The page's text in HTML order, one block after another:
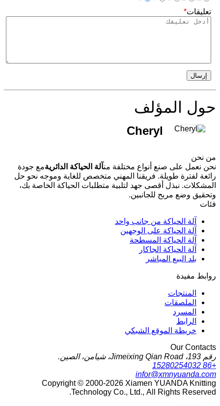
تعليقات*
إرسال
حول المؤلف
Cheryl
من نحن
نحن نعمل على صنع أنواع مختلفة منآلة الحياكة الدائريةمع جودة
رائعة لفترة طويلة. فريقنا المهني متخصص للغاية وموجه نحو حل
المشكلات. نبذل أقصى جهد لتلبية متطلبات الحياكة الخاصة بك،
وتحقيق وضع مربح للجانبين.
فئات
آلة الحياكة من جانب واحد
آلة الحياكة على الوجهين
آلة الحياكة المسطحة
آلة الحياكة الجاكار
بلد البيع المباشر
روابط مفيدة
المنتجات
الملصقات
المسرد
الرابط
خريطة الموقع الشبكي
Our Contacts
رقم 193، Jimeixing Qian Road، شيامن، الصين.
+86 15280254032
infor@xmnyuanda.com
Copyright © 2000-2026 Xiamen YUANDA Knitting
Technology Co., Ltd., All Rights Reserved.